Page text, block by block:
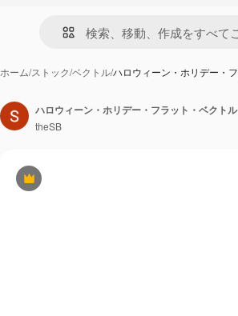
ホーム/ストック/ベクトル/ハロウィーン・ホリデー・
Premium
ハロウィーン・ホリデー・フラット・ベクト
theSB